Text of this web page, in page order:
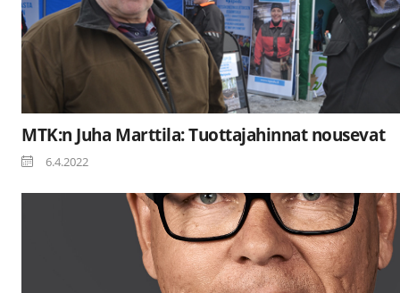
MTK:n Juha Marttila: Tuottajahinnat nousevat
6.4.2022